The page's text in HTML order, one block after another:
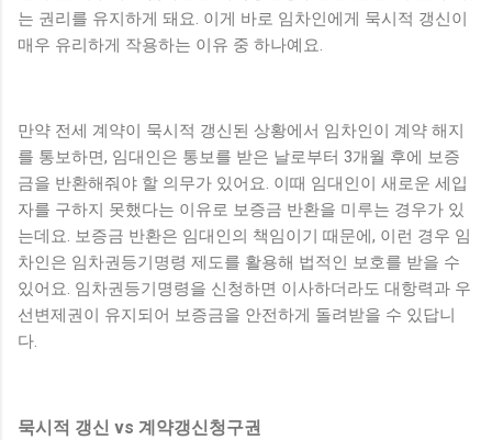
는 권리를 유지하게 돼요. 이게 바로 임차인에게 묵시적 갱신이
매우 유리하게 작용하는 이유 중 하나예요.
만약 전세 계약이 묵시적 갱신된 상황에서 임차인이 계약 해지
를 통보하면, 임대인은 통보를 받은 날로부터 3개월 후에 보증
금을 반환해줘야 할 의무가 있어요. 이때 임대인이 새로운 세입
자를 구하지 못했다는 이유로 보증금 반환을 미루는 경우가 있
는데요. 보증금 반환은 임대인의 책임이기 때문에, 이런 경우 임
차인은 임차권등기명령 제도를 활용해 법적인 보호를 받을 수
있어요. 임차권등기명령을 신청하면 이사하더라도 대항력과 우
선변제권이 유지되어 보증금을 안전하게 돌려받을 수 있답니
다.
묵시적 갱신 vs 계약갱신청구권